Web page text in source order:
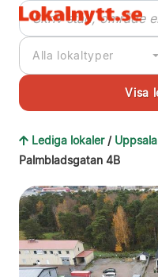
Alla lokaltyper
Lediga lokaler / Uppsala
Palmbladsgatan 4B